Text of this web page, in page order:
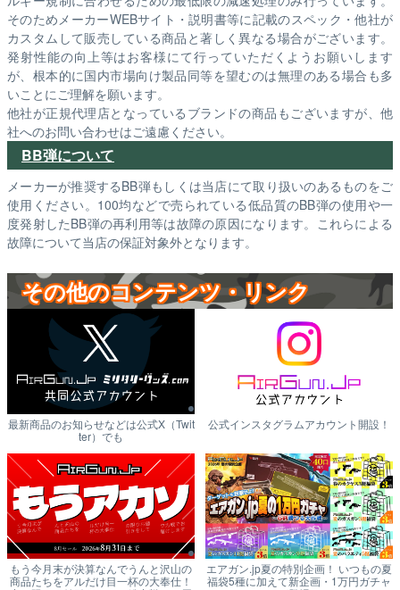
そのためメーカーWEBサイト・説明書等に記載のスペック・他社が
カスタムして販売している商品と著しく異なる場合がございます。
発射性能の向上等はお客様にて行っていただくようお願いします
が、根本的に国内市場向け製品同等を望むのは無理のある場合も多
いことにご理解を願います。
他社が正規代理店となっているブランドの商品もございますが、他
社へのお問い合わせはご遠慮ください。
BB弾について
メーカーが推奨するBB弾もしくは当店にて取り扱いのあるものをご
使用ください。100均などで売られている低品質のBB弾の使用や一
度発射したBB弾の再利用等は故障の原因になります。これらによる
故障について当店の保証対象外となります。
その他のコンテンツ・リンク
最新商品のお知らせなどは公式X（Twit
ter）でも
公式インスタグラムアカウント開設！
もう今月末が決算なんでうんと沢山の
商品たちをアルだけ目一杯の大奉仕！
エアガン.jp夏の特別企画！ いつもの夏
福袋5種に加えて新企画・1万円ガチャ